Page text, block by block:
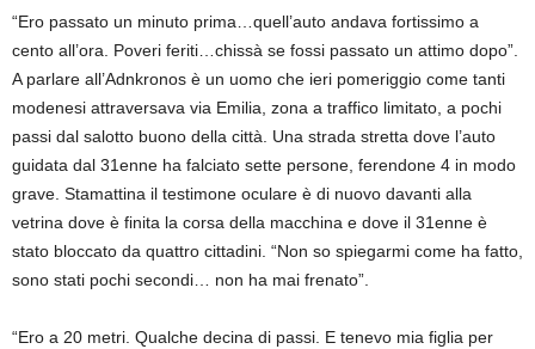
“Ero passato un minuto prima…quell’auto andava fortissimo a
cento all’ora. Poveri feriti…chissà se fossi passato un attimo dopo”.
A parlare all’Adnkronos è un uomo che ieri pomeriggio come tanti
modenesi attraversava via Emilia, zona a traffico limitato, a pochi
passi dal salotto buono della città. Una strada stretta dove l’auto
guidata dal 31enne ha falciato sette persone, ferendone 4 in modo
grave. Stamattina il testimone oculare è di nuovo davanti alla
vetrina dove è finita la corsa della macchina e dove il 31enne è
stato bloccato da quattro cittadini. “Non so spiegarmi come ha fatto,
sono stati pochi secondi… non ha mai frenato”.
“Ero a 20 metri. Qualche decina di passi. E tenevo mia figlia per